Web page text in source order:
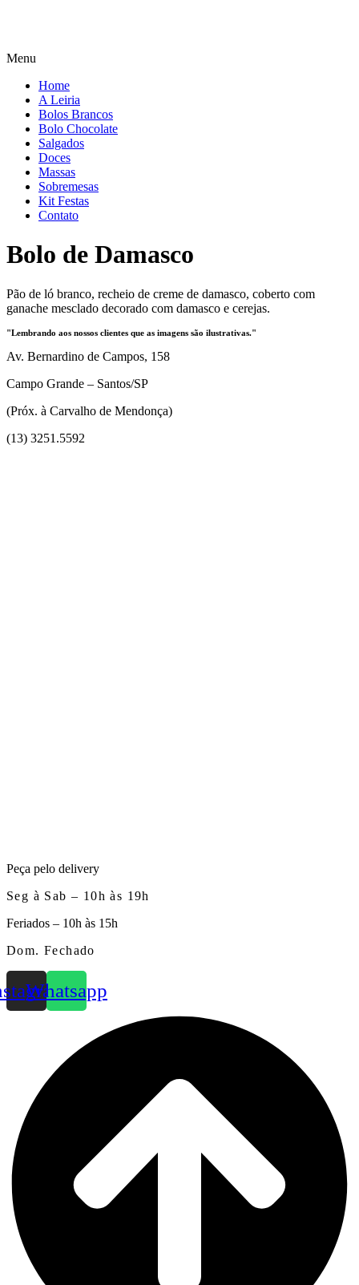
Menu
Home
A Leiria
Bolos Brancos
Bolo Chocolate
Salgados
Doces
Massas
Sobremesas
Kit Festas
Contato
Bolo de Damasco
Pão de ló branco, recheio de creme de damasco, coberto com
ganache mesclado decorado com damasco e cerejas.
"Lembrando aos nossos clientes que as imagens são ilustrativas."
Av. Bernardino de Campos, 158
Campo Grande – Santos/SP
(Próx. à Carvalho de Mendonça)
(13) 3251.5592
Peça pelo delivery
Seg à Sab – 10h às 19h
Feriados – 10h às 15h
Dom. Fechado
Whatsapp